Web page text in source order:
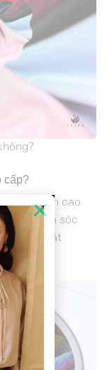
×
cấp?
vải cotton cao
chăm sóc
có mát